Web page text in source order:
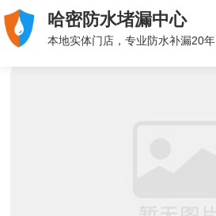
哈密防水堵漏中心
本地实体门店，专业防水补漏20年